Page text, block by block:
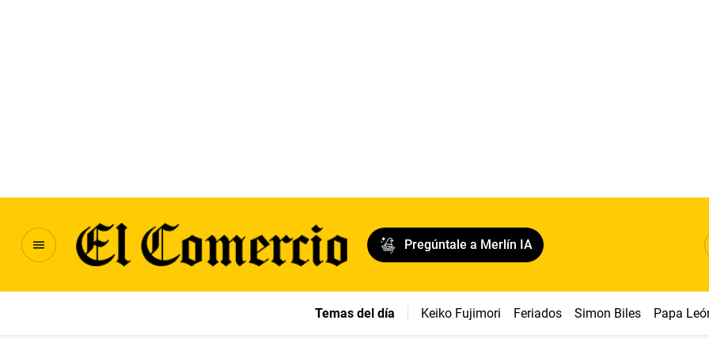
Pregúntale a Merlín IA
Temas del día Keiko Fujimori Feriados Simon Biles Papa